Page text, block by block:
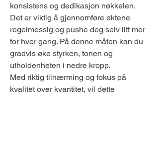
konsistens og dedikasjon nøkkelen.
Det er viktig å gjennomføre øktene
regelmessig og pushe deg selv litt mer
for hver gang. På denne måten kan du
gradvis øke styrken, tonen og
utholdenheten i nedre kropp.
Med riktig tilnærming og fokus på
kvalitet over kvantitet, vil dette